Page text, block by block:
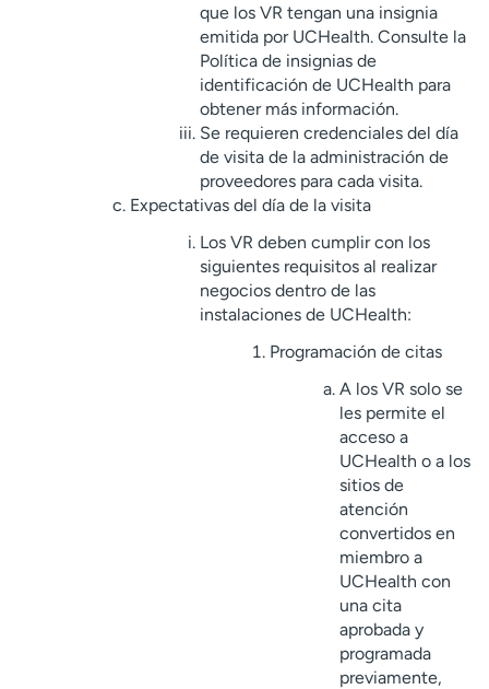
que los VR tengan una insignia
emitida por UCHealth. Consulte la
Política de insignias de
identificación de UCHealth para
obtener más información.
Se requieren credenciales del día
de visita de la administración de
proveedores para cada visita.
Expectativas del día de la visita
Los VR deben cumplir con los
siguientes requisitos al realizar
negocios dentro de las
instalaciones de UCHealth:
Programación de citas
A los VR solo se
les permite el
acceso a
UCHealth o a los
sitios de
atención
convertidos en
miembro a
UCHealth con
una cita
aprobada y
programada
previamente,